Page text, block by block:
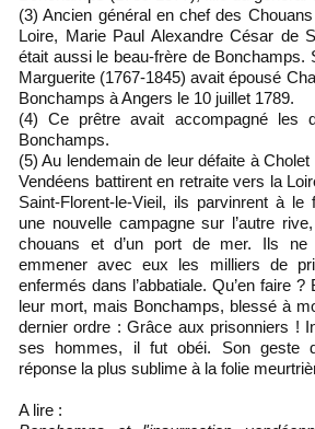
(3) Ancien général en chef des
Loire, Marie Paul Alexandre César de
était aussi le beau-frère de
Marguerite (1767-1845) avait épousé
Bonchamps à Angers le 10 juillet 1789.
(4) Ce prêtre avait accompagné les
Bonchamps.
(5) Au lendemain de leur défaite à
Vendéens battirent en retraite vers la
Saint-Florent-le-Vieil, ils parvinrent à le
une nouvelle campagne sur l’autre
chouans et d’un port de mer. Ils ne
emmener avec eux les milliers de
enfermés dans l’abbatiale. Qu’en faire
leur mort, mais Bonchamps, blessé à
dernier ordre : Grâce aux prisonniers !
ses hommes, il fut obéi. Son geste
réponse la plus sublime à la folie
A lire :